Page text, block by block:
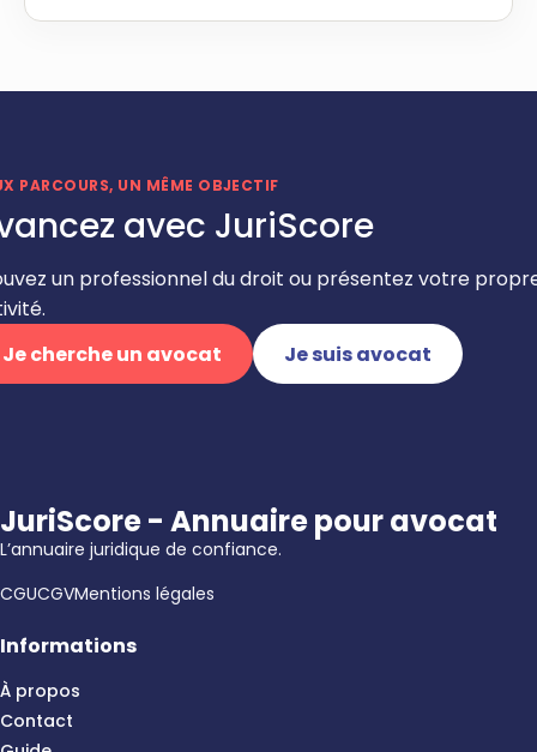
PARCOURS, UN MÊME OBJECTIF
avec JuriScore
un professionnel du droit ou présentez votre
Je cherche un avocat
Je suis avocat
JuriScore - Annuaire pour avocat
L’annuaire juridique de confiance.
CGUCGVMentions légales
Informations
À propos
Contact